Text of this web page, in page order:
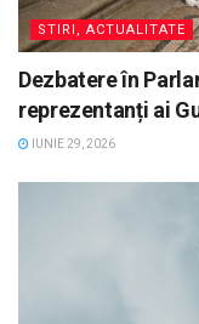
STIRI, ACTUALITATE
Dezbatere în
reprezentanți ai
IUNIE 29, 2026